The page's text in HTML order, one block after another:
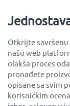
Otkrijte savršenu
našu web
olakša proces
pronađete
opisane sa svim
korisničkim